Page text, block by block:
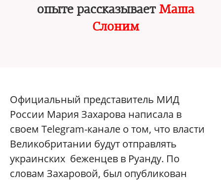
опыте рассказывает Маша
Слоним
Официальный представитель МИД
России Мария Захарова написала в
своем Telegram-канале о том, что власти
Великобритании будут отправлять
украинских беженцев в Руанду. По
словам Захаровой, был опубликован